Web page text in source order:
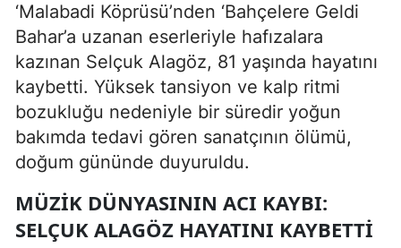
‘Malabadi Köprüsü’nden ‘Bahçelere Geldi
Bahar’a uzanan eserleriyle hafızalara
kazınan Selçuk Alagöz, 81 yaşında hayatını
kaybetti. Yüksek tansiyon ve kalp ritmi
bozukluğu nedeniyle bir süredir yoğun
bakımda tedavi gören sanatçının ölümü,
doğum gününde duyuruldu.
MÜZIK DÜNYASININ ACI KAYBI:
SELÇUK ALAGÖZ HAYATINI KAYBETTI